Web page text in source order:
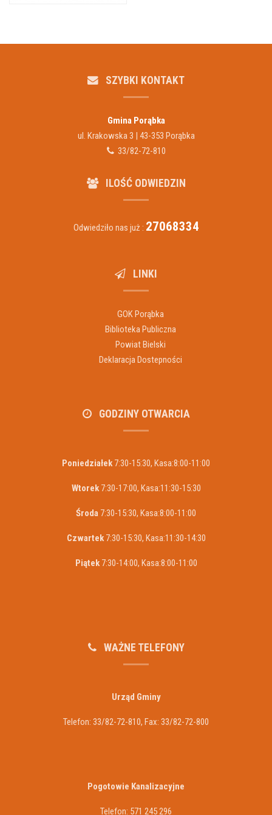
SZYBKI KONTAKT
Gmina Porąbka
ul. Krakowska 3 | 43-353 Porąbka
33/82-72-810
ILOŚĆ ODWIEDZIN
Odwiedziło nas już : 27068334
LINKI
GOK Porąbka
Biblioteka Publiczna
Powiat Bielski
Deklaracja Dostepności
GODZINY OTWARCIA
Poniedziałek7:30-15:30, Kasa:8:00-11:00
Wtorek7:30-17:00, Kasa:11:30-15:30
Środa 7:30-15:30, Kasa:8:00-11:00
Czwartek7:30-15:30, Kasa:11:30-14:30
Piątek7:30-14:00, Kasa:8:00-11:00
WAŻNE TELEFONY
Urząd Gminy
Telefon: 33/82-72-810, Fax: 33/82-72-800
Pogotowie Kanalizacyjne
Telefon: 571 245 296